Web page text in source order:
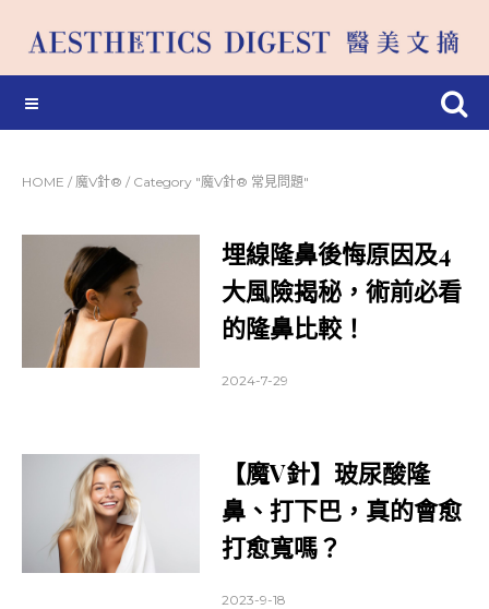
HOME / 魔V針® / Category "魔V針® 常見問題"
埋線隆鼻後悔原因及4
大風險揭秘，術前必看
的隆鼻比較！
2024-7-29
【魔V針】玻尿酸隆
鼻、打下巴，真的會愈
打愈寬嗎？
2023-9-18